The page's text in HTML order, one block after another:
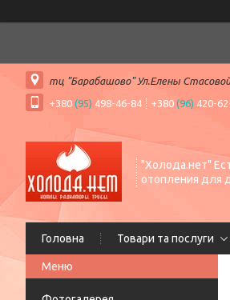
тц "Барабашово" Ул.Елены
+380 (95) 498-46-84 +380 (96) 420-
"Холода.нет"
отопления для
Головна Товари та послуги